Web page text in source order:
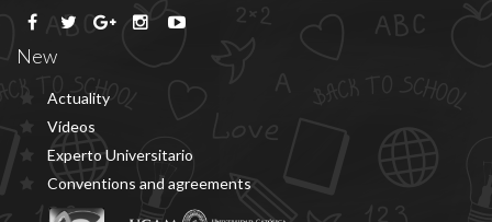
New
Actuality
Vídeos
Experto Universitario
Conventions and agreements